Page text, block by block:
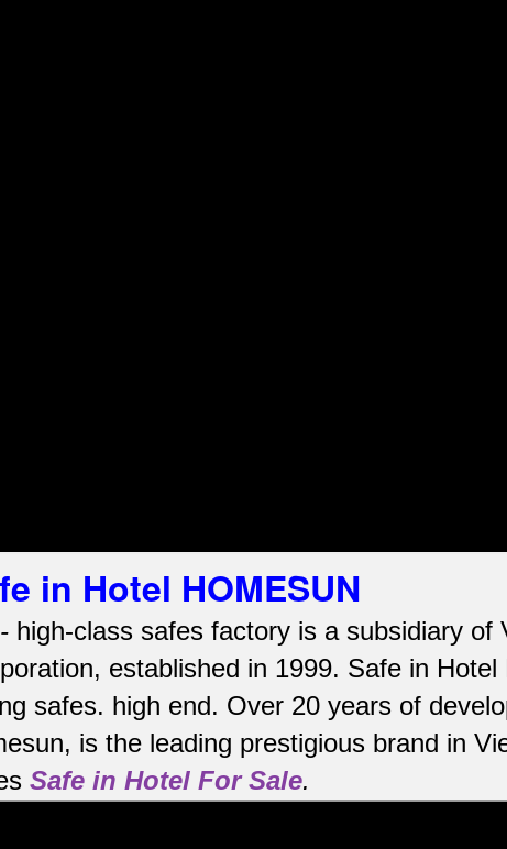
in Hotel HOMESUN
high-class safes factory is a subsidiary
established in 1999. Safe in
safes. high end. Over 20 years of
is the leading prestigious brand in
Safe in Hotel For Sale.